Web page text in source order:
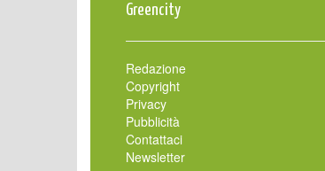
Greencity
Redazione
Copyright
Privacy
Pubblicità
Contattaci
Newsletter